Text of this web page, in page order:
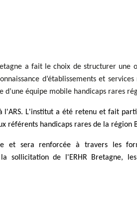
a fait le choix de structurer une
d’établissements et services
d’une équipe mobile handicaps rares
l'ARS. L'institut a été retenu et fait
référents handicaps rares de la région
et sera renforcée à travers les
sollicitation de l'ERHR Bretagne, les